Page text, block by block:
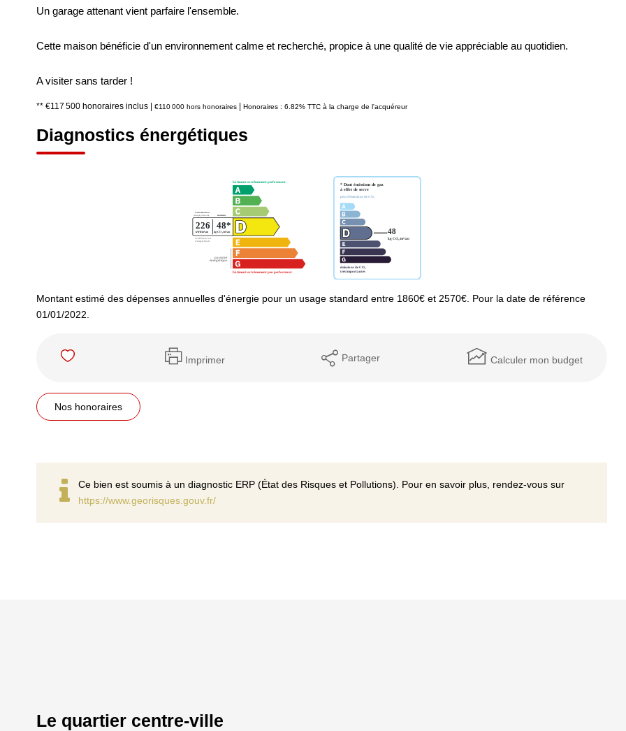
Un garage attenant vient parfaire l'ensemble.
Cette maison bénéficie d'un environnement calme et recherché, propice à une qualité de vie appréciable au quotidien.
A visiter sans tarder !
** €117 500 honoraires inclus €110 000 hors honoraires Honoraires : 6.82% TTC à la charge de l'acquéreur
Diagnostics énergétiques
Montant estimé des dépenses annuelles d'énergie pour un usage standard entre 1860€ et 2570€. Pour la date de référence
01/01/2022.
Imprimer Partager Calculer mon budget
Nos honoraires
Ce bien est soumis à un diagnostic ERP (État des Risques et Pollutions). Pour en savoir plus, rendez-vous sur
https://www.georisques.gouv.fr/
Le quartier centre-ville